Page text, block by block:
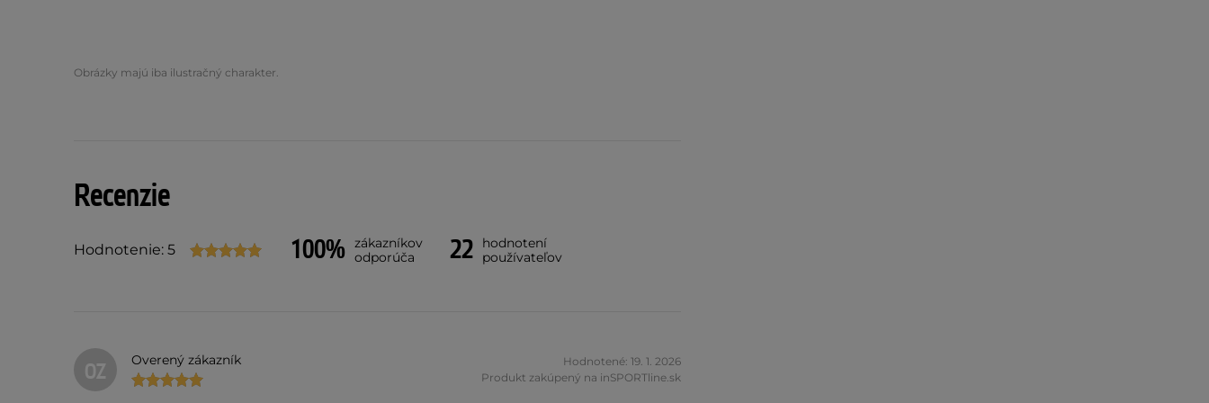
Obrázky majú iba ilustračný charakter.
Recenzie
Hodnotenie: 5 100% zákazníkov
odporúča
22
hodnotení
používateľov
OZ Overený zákazník
Hodnotené: 19. 1. 2026
Produkt zakúpený na inSPORTline.sk